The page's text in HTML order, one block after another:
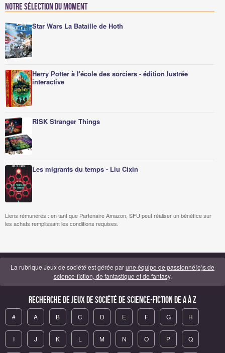
Notre sélection du moment
Star Wars La Bataille de Hoth
Herry Potter à l'école des sorciers - édition lustrée
interactive
RISK Stranger Things
Les migrants du temps - Liu Cixin
Liens rémunérés : en tant que Partenaire Amazon, SFU peut réaliser un bénéfice sur
les achats remplissant les conditions requises.
La rubrique Jeux de société est gérée parune équipe de passionné(e)s de
science-fiction, de fantastique et de fantasy.
Recherche de Jeux de société de science-fiction de A à Z
# A B C D E F G H
I J K L M N O P Q